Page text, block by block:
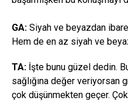
GA: Siyah ve beyazdan
Hem de en az siyah ve
TA: İşte bunu güzel dedin.
sağlığına değer veriyorsan
çok düşünmekten geçer.